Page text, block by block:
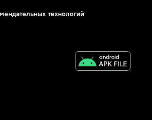
технологий